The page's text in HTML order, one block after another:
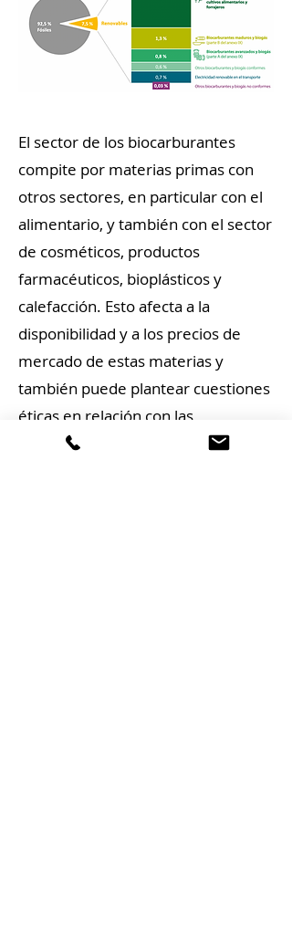
El sector de los biocarburantes
compite por materias primas con
otros sectores, en particular con el
alimentario, y también con el sector
de cosméticos, productos
farmacéuticos, bioplásticos y
calefacción. Esto afecta a la
disponibilidad y a los precios de
mercado de estas materias y
también puede plantear cuestiones
éticas en relación con las
prioridades relativas de los